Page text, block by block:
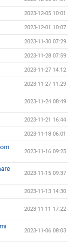
2023-12-05 10:01
2023-12-01 10:07
2023-11-30 07:29
2023-11-28 07:59
2023-11-27 14:12
2023-11-27 11:29
2023-11-24 08:49
2023-11-21 16:44
2023-11-18 06:01
2023-11-16 09:25
2023-11-15 09:37
2023-11-13 14:30
2023-11-11 17:22
2023-11-06 08:03